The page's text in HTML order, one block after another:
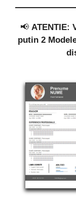
📢 ATENTIE:
putin 2